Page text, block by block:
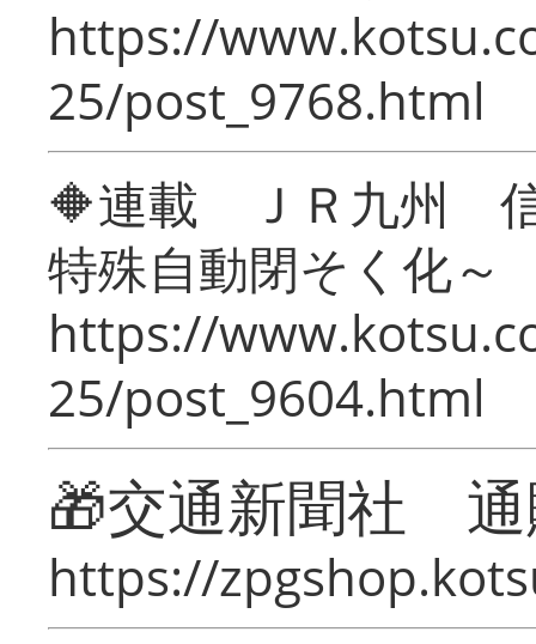
https://
25/post_9768.html
🔶連載 ＪＲ九州 信
特殊自動閉そく化～
https://
25/post_9604.html
🎁交通新聞社
https://